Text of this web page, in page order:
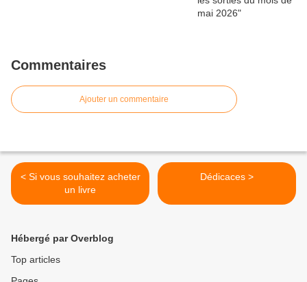
Commentaires
Ajouter un commentaire
< Si vous souhaitez acheter
un livre
Dédicaces >
Hébergé par Overblog
Top articles